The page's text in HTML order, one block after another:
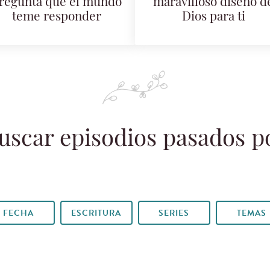
que el mundo
teme responder
maravilloso diseño
Dios para ti
episodios pasados
FECHA ESCRITURA SERIES TEMAS